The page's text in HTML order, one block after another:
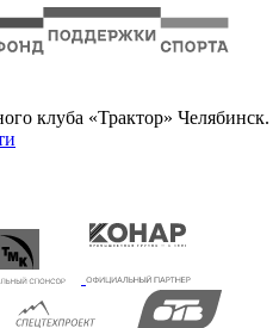
клуба «Трактор» Челябинск.